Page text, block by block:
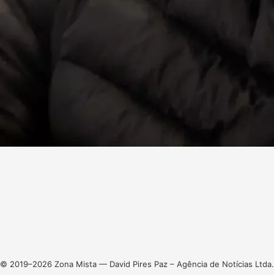
© 2019–2026 Zona Mista — David Pires Paz – Agência de Notícias Ltda.